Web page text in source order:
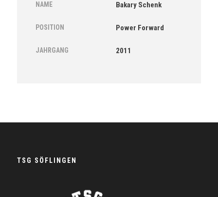
NAME Bakary Schenk
POSITION Power Forward
JAHRGANG 2011
TSG SÖFLINGEN